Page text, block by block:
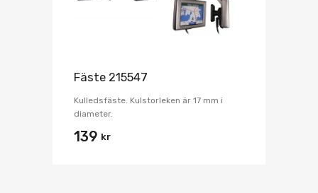
Fäste 215547
Kulledsfäste. Kulstorleken är 17 mm i
diameter.
139 kr